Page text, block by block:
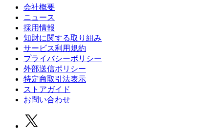
会社概要
ニュース
採用情報
知財に関する取り組み
サービス利用規約
プライバシーポリシー
外部送信ポリシー
特定商取引法表示
ストアガイド
お問い合わせ